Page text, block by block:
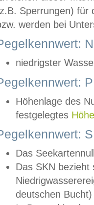
Sperrungen) für
werden bei
niedrigster
Höhenlage des
festgelegtes
Das
Das SKN
deutschen